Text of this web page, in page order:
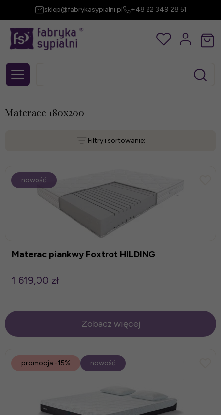
sklep@fabrykasypialni.pl +48 22 349 28 51
Materace 180x200
Filtry i sortowanie:
Materac piankwy Foxtrot HILDING
1 619,00 zł
Zobacz więcej
nowość
promocja -15% nowość